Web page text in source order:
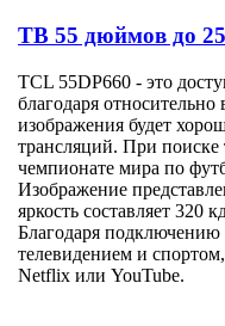
ТВ 55 дюймов до
TCL 55DP660 - это
благодаря
изображения будет
трансляций. При поиске
чемпионате мира по
Изображение
яркость составляет 320
Благодаря подключению
телевидением и
Netflix или YouTube.